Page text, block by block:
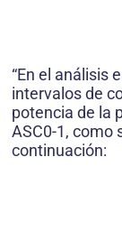
“En el análisis
intervalos de
potencia de la
ASC0-1, como
continuación: